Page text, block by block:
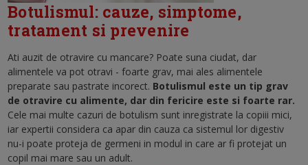
Botulismul: cauze, simptome,
tratament si prevenire
Ati auzit de otravire cu mancare? Poate suna ciudat, dar
alimentele va pot otravi - foarte grav, mai ales alimentele
preparate sau pastrate incorect. Botulismul este un tip grav
de otravire cu alimente, dar din fericire este si foarte rar.
Cele mai multe cazuri de botulism sunt inregistrate la copiii mici,
iar expertii considera ca apar din cauza ca sistemul lor digestiv
nu-i poate proteja de germeni in modul in care ar fi protejat un
copil mai mare sau un adult.